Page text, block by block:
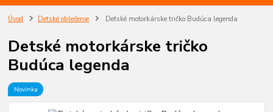
Úvod Detské oblečenie Detské motorkárske tričko Budúca legenda
Detské motorkárske tričko
Budúca legenda
Novinka